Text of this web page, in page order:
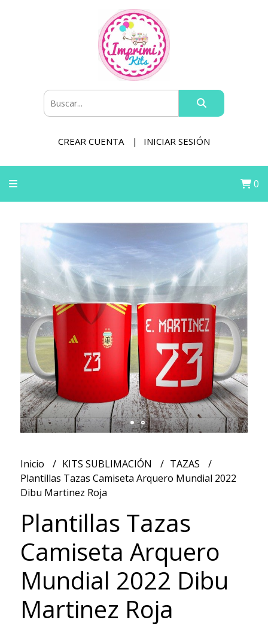
CREAR CUENTA INICIAR SESIÓN
0
Inicio KITS SUBLIMACIÓN
TAZAS
Plantillas Tazas Camiseta Arquero Mundial 2022
Dibu Martinez Roja
Plantillas Tazas
Camiseta Arquero
Mundial 2022 Dibu
Martinez Roja